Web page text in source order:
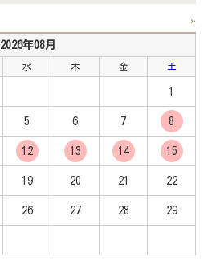
»
2026年08月
水 木 金 土
1
5 6 7 8
12 13 14 15
19 20 21 22
26 27 28 29